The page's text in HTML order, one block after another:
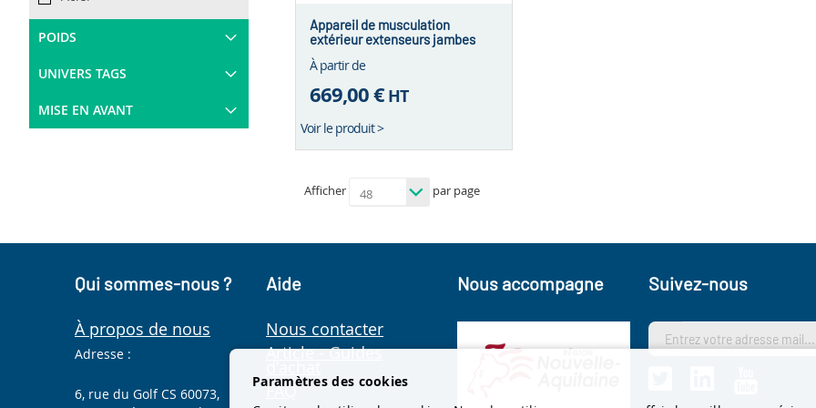
Appareil de musculation
extérieur extenseurs jambes
À partir de
669,00 €HT
Voir le produit >
Afficher par page
POIDS
UNIVERS TAGS
MISE EN AVANT
Qui sommes-nous ?
À propos de nous
Adresse :
6, rue du Golf CS 60073,
Aide
Nous contacter
Article - Guides
FAQ
Nous accompagne Suivez-nous
Paramètres des cookies